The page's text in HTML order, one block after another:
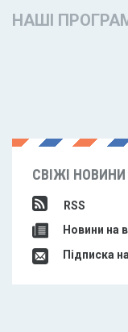
НАШІ
СВІЖІ
RSS
Новини на
Підписка